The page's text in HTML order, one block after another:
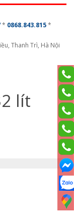
* 0868.843.815*
Thanh Trì, Hà Nội
lít